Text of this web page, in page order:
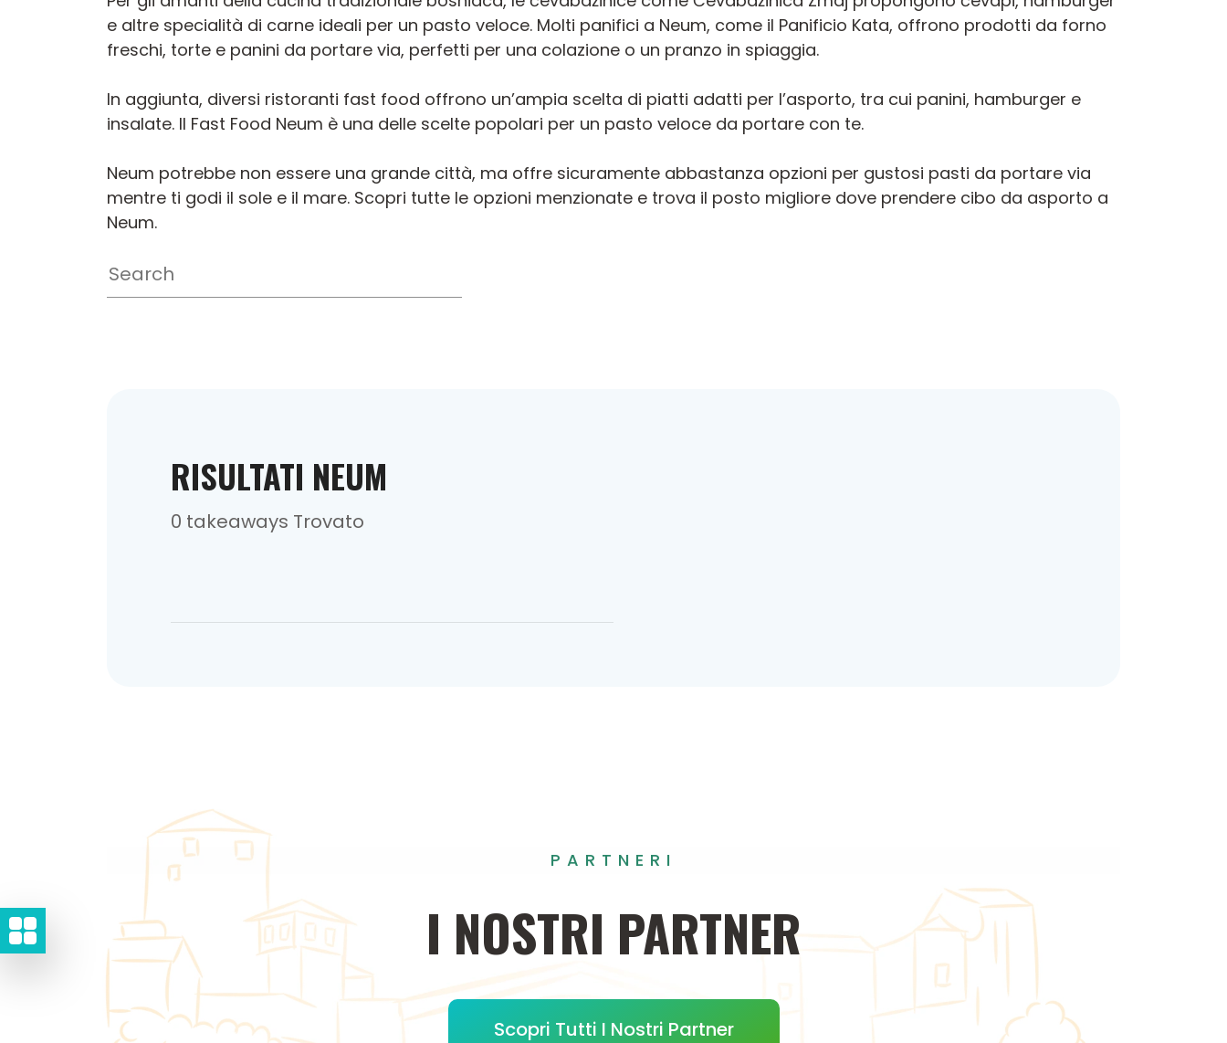
e altre specialità di carne ideali per un pasto veloce. Molti panifici a Neum, come il Panificio Kata, offrono prodotti da forno
freschi, torte e panini da portare via, perfetti per una colazione o un pranzo in spiaggia.
In aggiunta, diversi ristoranti fast food offrono un’ampia scelta di piatti adatti per l’asporto, tra cui panini, hamburger e
insalate. Il Fast Food Neum è una delle scelte popolari per un pasto veloce da portare con te.
Neum potrebbe non essere una grande città, ma offre sicuramente abbastanza opzioni per gustosi pasti da portare via
mentre ti godi il sole e il mare. Scopri tutte le opzioni menzionate e trova il posto migliore dove prendere cibo da asporto a
Neum.
RISULTATI NEUM
0 takeaways Trovato
PARTNERI
I NOSTRI PARTNER
Scopri Tutti I Nostri Partner